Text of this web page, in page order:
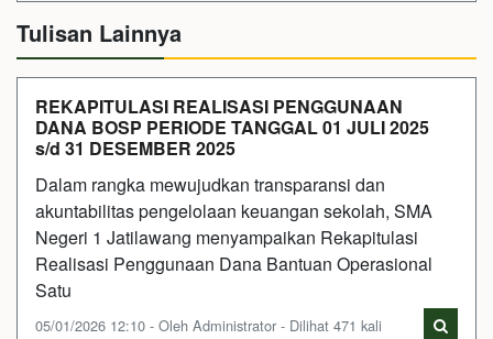
Tulisan Lainnya
REKAPITULASI REALISASI PENGGUNAAN
DANA BOSP PERIODE TANGGAL 01 JULI 2025
s/d 31 DESEMBER 2025
Dalam rangka mewujudkan transparansi dan
akuntabilitas pengelolaan keuangan sekolah, SMA
Negeri 1 Jatilawang menyampaikan Rekapitulasi
Realisasi Penggunaan Dana Bantuan Operasional
Satu
05/01/2026 12:10 - Oleh Administrator - Dilihat 471 kali